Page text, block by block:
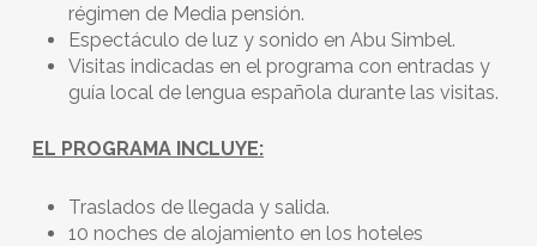
régimen de Media pensión.
Espectáculo de luz y sonido en Abu Simbel.
Visitas indicadas en el programa con entradas y
guía local de lengua española durante las visitas.
EL PROGRAMA INCLUYE:
Traslados de llegada y salida.
10 noches de alojamiento en los hoteles